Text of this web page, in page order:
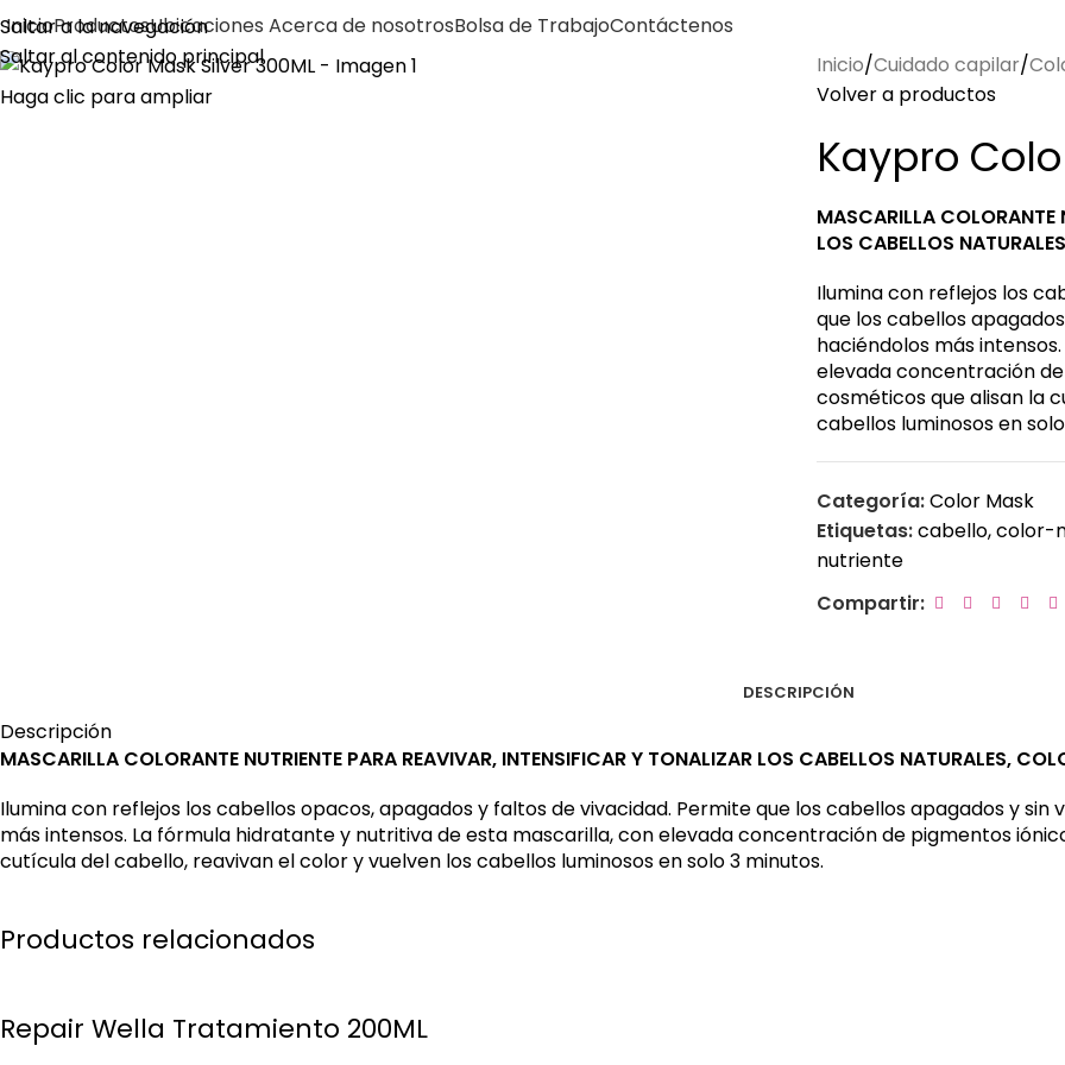
Saltar a la navegación
Saltar al contenido principal
InicioProductosUbicaciones Acerca de nosotrosBolsa de TrabajoContáctenos
Haga clic para ampliar
Inicio Cuidado capilar
Volver a productos
Kaypro
MASCARILLA COLORANTE
LOS CABELLOS
Ilumina con reflejos los
que los cabellos
haciéndolos más
elevada concentración
cosméticos que alisan la
cabellos luminosos en
Categoría:Color Mask
Etiquetas:cabello,color-
nutriente
Compartir:
DESCRIPCIÓN
Descripción
MASCARILLA COLORANTE NUTRIENTE PARA REAVIVAR, INTENSIFICAR Y TONALIZAR LOS CABELLOS NATURALES,
Ilumina con reflejos los cabellos opacos, apagados y faltos de vivacidad. Permite que los cabellos apagados y sin
más intensos. La fórmula hidratante y nutritiva de esta mascarilla, con elevada concentración de pigmentos
cutícula del cabello, reavivan el color y vuelven los cabellos luminosos en solo 3 minutos.
Productos relacionados
Repair Wella Tratamiento 200ML